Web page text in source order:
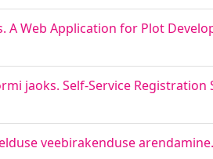
Web Application for Plot
jaoks. Self-Service
veebirakenduse